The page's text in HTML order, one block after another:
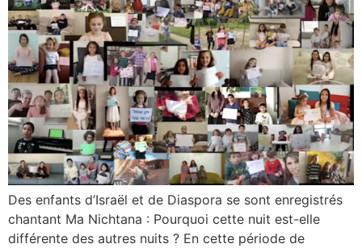
Des enfants d’Israël et de Diaspora se sont enregistrés
chantant Ma Nichtana : Pourquoi cette nuit est-elle
différente des autres nuits ? En cette période de